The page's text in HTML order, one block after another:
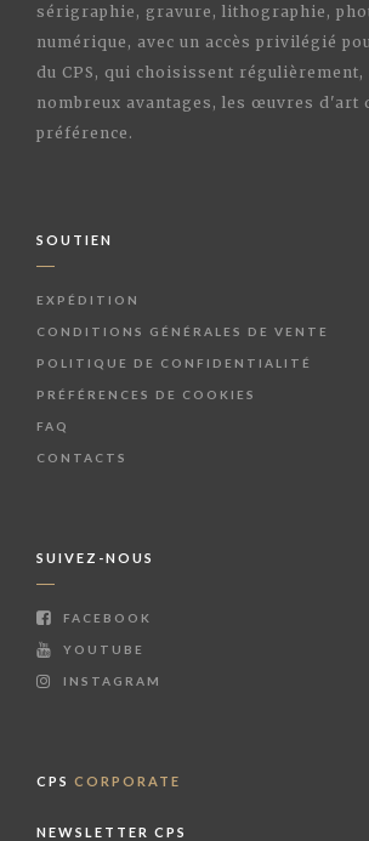
sérigraphie, gravure, lithographie,
numérique, avec un accès privilégié
du CPS, qui choisissent régulièrement,
nombreux avantages, les œuvres d'art
préférence.
SOUTIEN
EXPÉDITION
CONDITIONS GÉNÉRALES DE VENTE
POLITIQUE DE CONFIDENTIALITÉ
PRÉFÉRENCES DE COOKIES
FAQ
CONTACTS
SUIVEZ-NOUS
FACEBOOK
YOUTUBE
INSTAGRAM
CPS CORPORATE
NEWSLETTER CPS